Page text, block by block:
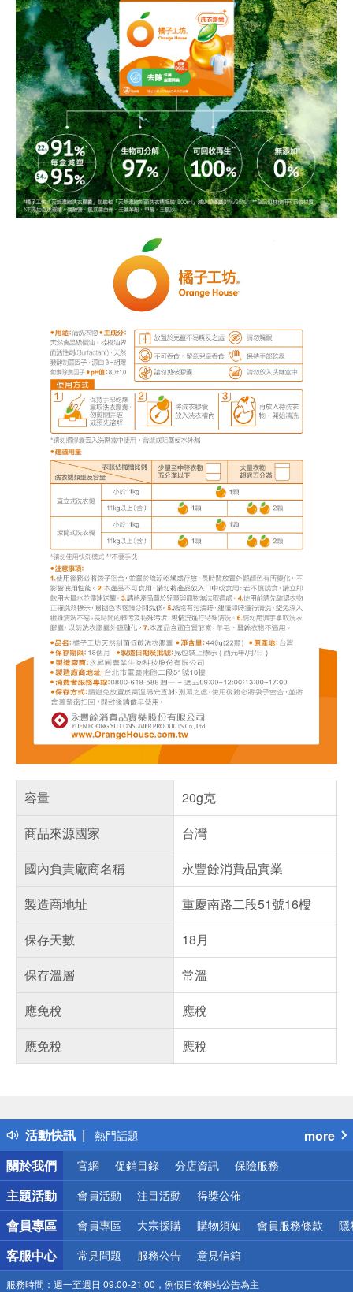
容量
20g克
商品來源國家
台灣
國內負責廠商名稱
永豐餘消費品實業
製造商地址
重慶南路二段51號16樓
保存天數
18月
保存溫層
常溫
應免稅
應稅
應免稅
應稅
活動快訊
得獎公告
熱門話題
銀行優惠
偏遠地區配送
詐騙網頁！請小心！
more
關於我們
官網 促銷目錄 分店資訊 保險服務
主題活動 會員活動 注目活動 得獎公佈
會員專區 會員專區 大宗採購 購物須知 會員服務條款 隱
客服中心 常見問題 服務公告 意見信箱
服務時間： 週一至週日 09:00-21:00，例假日依網站公告為主